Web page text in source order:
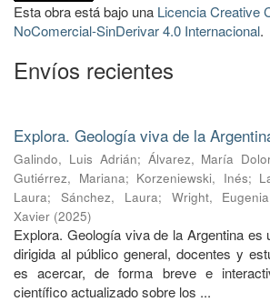
Esta obra está bajo una Licencia Creative
NoComercial-SinDerivar 4.0 Internacional.
Envíos recientes
Explora. Geología viva de la
Galindo, Luis Adrián; Álvarez, María
Gutiérrez, Mariana; Korzeniewski, Inés;
Laura; Sánchez, Laura; Wright, Eugenia
Xavier (2025)
Explora. Geología viva de la Argentina es
dirigida al público general, docentes y
es acercar, de forma breve e
científico actualizado sobre los ...